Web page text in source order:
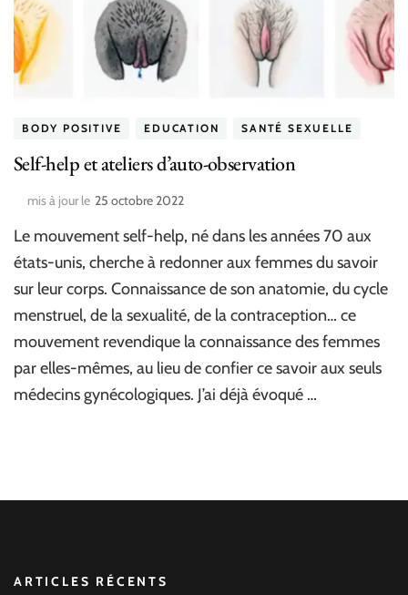
BODY POSITIVE EDUCATION SANTÉ SEXUELLE
Self-help et ateliers d’auto-observation
mis à jour le 25 octobre 2022
Le mouvement self-help, né dans les années 70 aux
états-unis, cherche à redonner aux femmes du savoir
sur leur corps. Connaissance de son anatomie, du cycle
menstruel, de la sexualité, de la contraception… ce
mouvement revendique la connaissance des femmes
par elles-mêmes, au lieu de confier ce savoir aux seuls
médecins gynécologiques. J’ai déjà évoqué …
ARTICLES RÉCENTS